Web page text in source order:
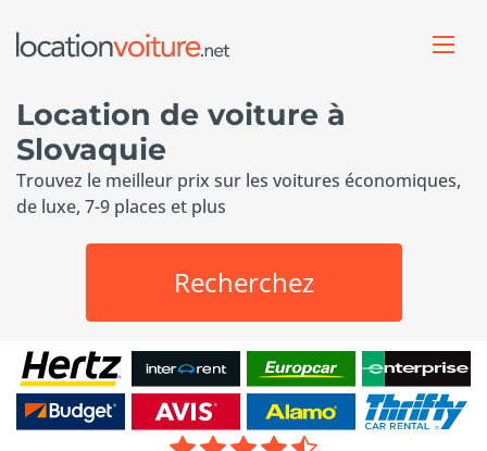
Location de voiture à
Slovaquie
Trouvez le meilleur prix sur les voitures économiques,
de luxe, 7-9 places et plus
Recherchez